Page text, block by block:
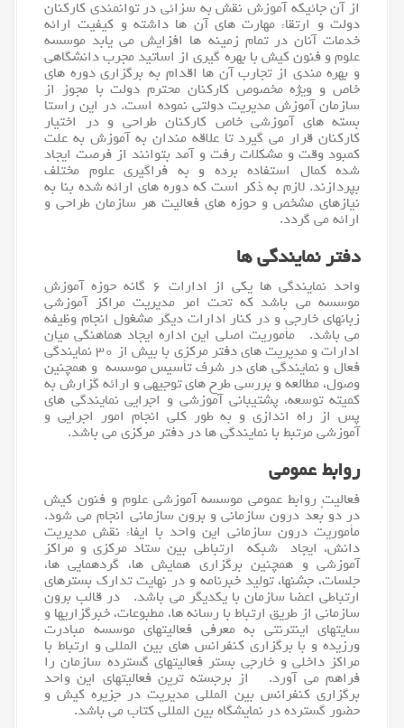
از آن جائیکه آموزش نقش به سزائی در توانمندی کارکنان
دولت و ارتقاء مهارت های آن ها داشته و کیفیت ارائه
خدمات آنان در تمام زمینه ها افزایش می یابد موسسه
علوم و فنون کیش با بهره گیری از اساتید مجرب دانشگاهی
و بهره مندی از تجارب آن ها اقدام به برگزاری دوره های
خاص و ویژه مخصوص کارکنان محترم دولت با مجوز از
سازمان آموزش مدیریت دولتی نموده است. در این راستا
بسته های آموزشی خاص کارکنان طراحی و در اختیار
کارکنان قرار می گیرد تا علاقه مندان به آموزش به علت
کمبود وقت و مشکلات رفت و آمد بتوانند از فرصت ایجاد
شده کمال استفاده برده و به فراگیری علوم مختلف
بپردازند. لازم به ذکر است که دوره های ارائه شده بنا به
نیازهای مشخص و حوزه های فعالیت هر سازمان طراحی و
ارائه می گردد.
دفتر نمایندگی ها
واحد نمایندگی ها یکی از ادارات ۶ گانه حوزه آموزش
موسسه می باشد که تحت امر مدیریت مراکز آموزشی
زبانهای خارجی و در کنار ادارات دیگر مشغول انجام وظیفه
می باشد. مأموریت اصلی این اداره ایجاد هماهنگی میان
ادارات و مدیریت های دفتر مرکزی با بیش از ۳۰ نمایندگی
فعال و نمایندگی های در شرف تأسیس موسسه و همچنین
وصول، مطالعه و بررسی طرح های توجیهی و ارائه گزارش به
کمیته توسعه، پشتیبانی آموزشی و اجرایی نمایندگی های
پس از راه اندازی و به طور کلی انجام امور اجرایی و
آموزشی مرتبط با نمایندگی ها در دفتر مرکزی می باشد.
روابط عمومی
فعالیت روابط عمومی موسسه آموزشی علوم و فنون کیش
در دو بُعد درون سازمانی و برون سازمانی انجام می شود.
مأموریت درون سازمانی این واحد با ایفاء نقش مدیریت
دانش، ایجاد شبکه ارتباطی بین ستاد مرکزی و مراکز
آموزشی و همچنین برگزاری همایش ها، گردهمایی ها،
جلسات، جشنها، تولید خبرنامه و در نهایت تدارک بسترهای
ارتباطی اعضا سازمان با یکدیگر می باشد. در قالب برون
سازمانی از طریق ارتباط با رسانه ها، مطبوعات، خبرگزاریها و
سایتهای اینترنتی به معرفی فعالیتهای موسسه مبادرت
ورزیده و با برگزاری کنفرانس های بین المللی و ارتباط با
مراکز داخلی و خارجی بستر فعالیتهای گسترده سازمان را
فراهم می آورد. از برجسته ترین فعالیتهای این واحد
برگزاری کنفرانس بین المللی مدیریت در جزیره کیش و
حضور گسترده در نمایشگاه بین المللی کتاب می باشد.